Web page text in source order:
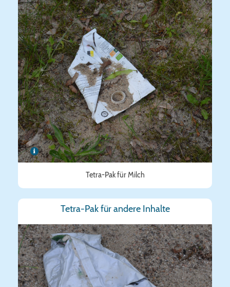
Tetra-Pak für Milch
Tetra-Pak für andere Inhalte